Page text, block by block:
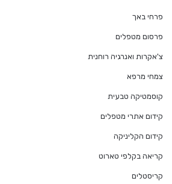
פרחי באך
פרסום מטפלים
צ'אקרות ואנרגיה רוחנית
צמחי מרפא
קוסמטיקה טבעית
קידום אתרי מטפלים
קידום הקליניקה
קריאה בקלפי טארוט
קריסטלים